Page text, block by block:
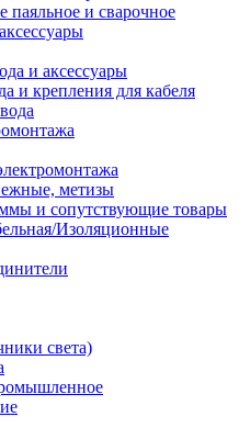
паяльное и сварочное
и аксессуары
и крепления для кабеля
метизы
и сопутствующие товары
Изоляционные
света)